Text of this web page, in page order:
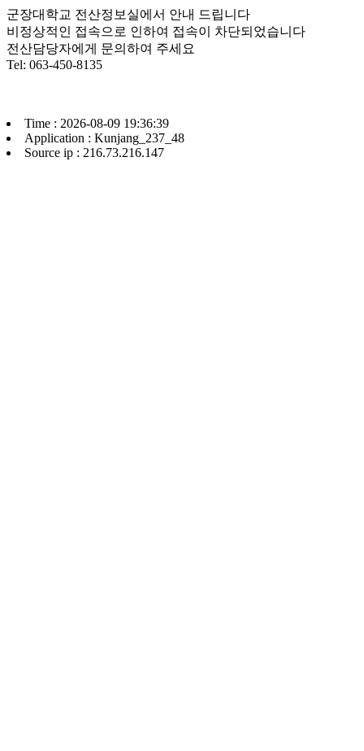
군장대학교 전산정보실에서 안내 드립니다
비정상적인 접속으로 인하여 접속이 차단되었습니다
전산담당자에게 문의하여 주세요
Tel: 063-450-8135
Time : 2026-08-09 19:36:39
Application : Kunjang_237_48
Source ip : 216.73.216.147